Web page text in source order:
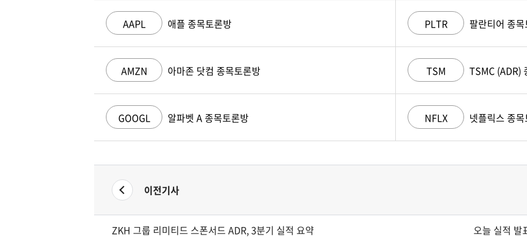
AAPL 애플 종목토론방
AMZN 아마존 닷컴 종목토론방
GOOGL 알파벳 A 종목토론방
PLTR 팔란티어 종
TSM TSMC (ADR)
NFLX 넷플릭스 종
이전기사
ZKH 그룹 리미티드 스폰서드 ADR, 3분기 실적 요약 오늘 실적